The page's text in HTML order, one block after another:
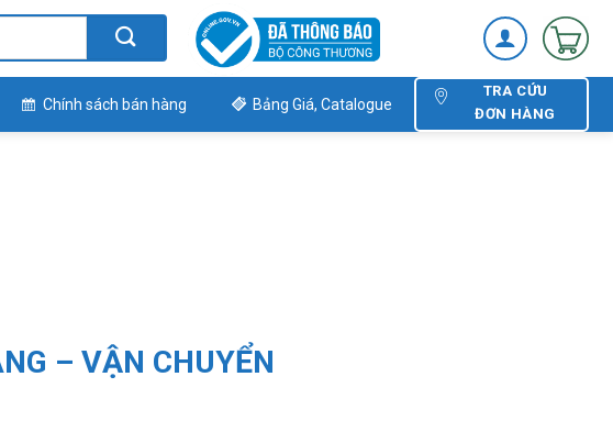
Chính sách bán hàng Bảng Giá, Catalogue
TRA CỨU
ĐƠN HÀNG
– VẬN CHUYỂN